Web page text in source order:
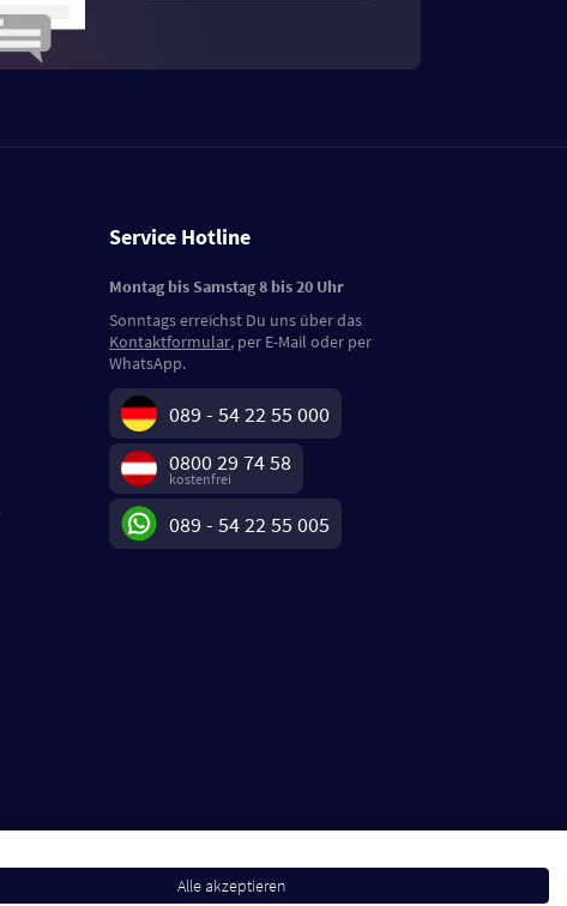
Service Hotline
Montag bis Samstag 8 bis 20 Uhr
Sonntags erreichst Du uns über das
Kontaktformular, per E-Mail oder per
WhatsApp.
089 - 54 22 55 000
0800 29 74 58
kostenfrei
089 - 54 22 55 005
Alle akzeptieren